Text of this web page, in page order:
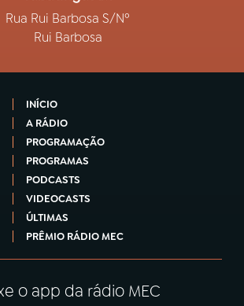
Rua Rui Barbosa S/Nº
Rui Barbosa
INÍCIO
A RÁDIO
PROGRAMAÇÃO
PROGRAMAS
PODCASTS
VIDEOCASTS
ÚLTIMAS
PRÊMIO RÁDIO MEC
o app da rádio MEC